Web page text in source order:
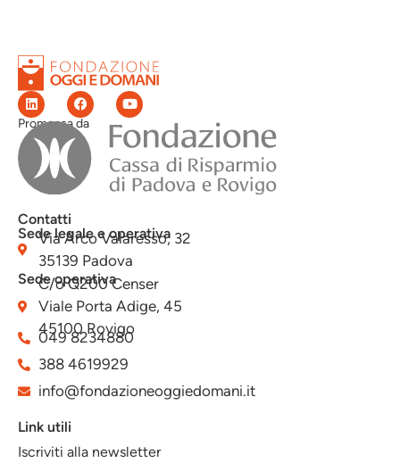
Promossa da
Contatti
Sede legale e operativa
Via Arco Valaresso, 32
35139 Padova
Sede operativa
C/o Q200 Censer
Viale Porta Adige, 45
45100 Rovigo
049 8234880
388 4619929
info@fondazioneoggiedomani.it
Link utili
Iscriviti alla newsletter